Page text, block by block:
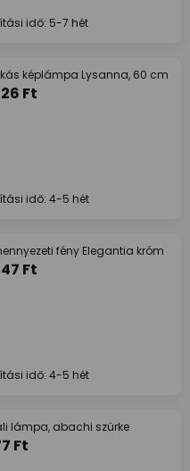
idő: 5-7 hét
képlámpa Lysanna, 60 cm
Ft
idő: 4-5 hét
fény Elegantia króm
Ft
idő: 4-5 hét
lámpa, abachi szürke
Ft